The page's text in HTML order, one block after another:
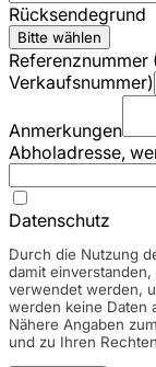
Rücksendegrund
Bitte wählen
Referenznummer
Verkaufsnummer)
Anmerkungen
Abholadresse,
Datenschutz
Durch die Nutzung
damit
verwendet werden,
werden keine Daten
Nähere Angaben
und zu Ihren